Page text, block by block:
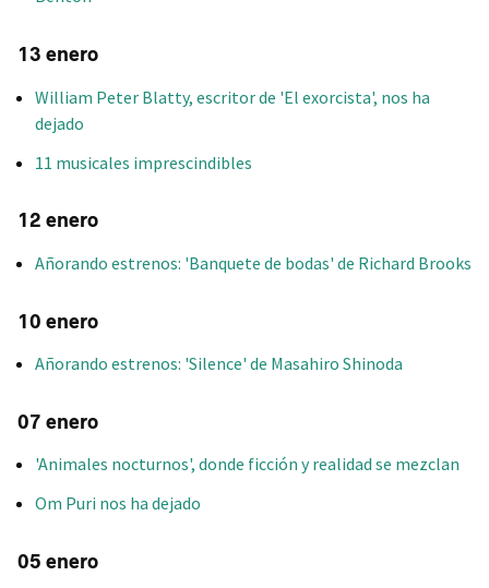
13 enero
William Peter Blatty, escritor de 'El exorcista', nos ha
dejado
11 musicales imprescindibles
12 enero
Añorando estrenos: 'Banquete de bodas' de Richard Brooks
10 enero
Añorando estrenos: 'Silence' de Masahiro Shinoda
07 enero
'Animales nocturnos', donde ficción y realidad se mezclan
Om Puri nos ha dejado
05 enero